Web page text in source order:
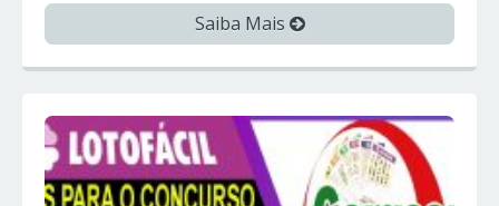
Saiba Mais